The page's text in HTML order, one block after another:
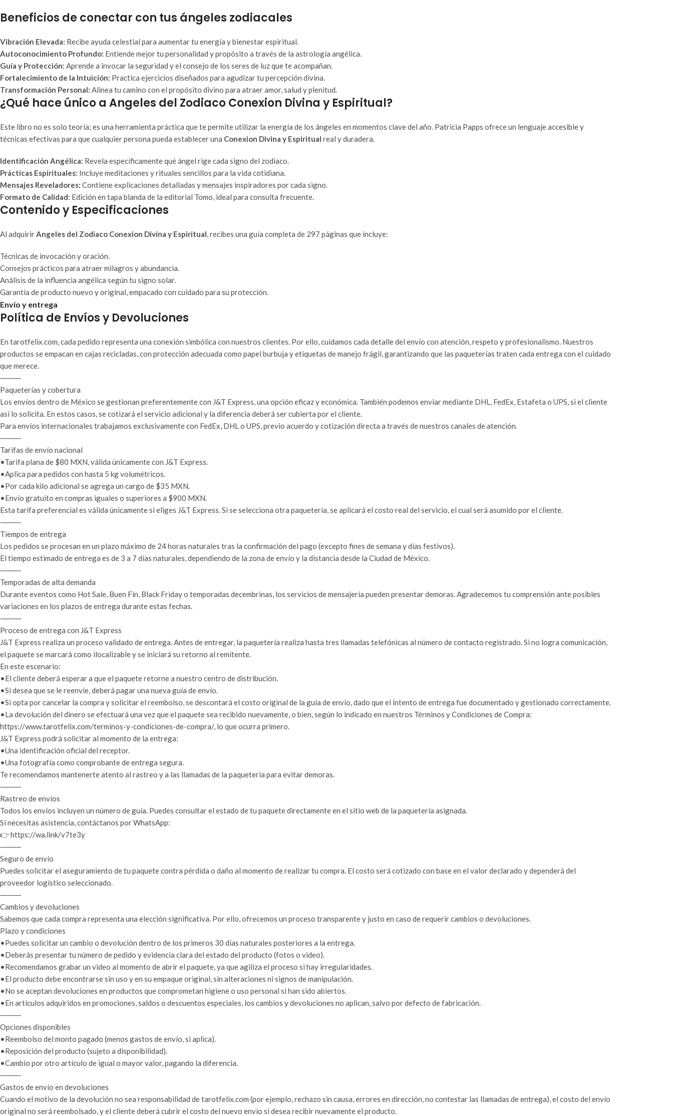
Beneficios de conectar con tus ángeles zodiacales
Vibración Elevada: Recibe ayuda celestial para aumentar tu energía y bienestar espiritual.
Autoconocimiento Profundo: Entiende mejor tu personalidad y propósito a través de la astrología angélica.
Guía y Protección: Aprende a invocar la seguridad y el consejo de los seres de luz que te acompañan.
Fortalecimiento de la Intuición: Practica ejercicios diseñados para agudizar tu percepción divina.
Transformación Personal: Alinea tu camino con el propósito divino para atraer amor, salud y plenitud.
¿Qué hace único a Angeles del Zodiaco Conexion Divina y Espiritual?
Este libro no es solo teoría; es una herramienta práctica que te permite utilizar la energía de los ángeles en momentos clave del año. Patricia Papps ofrece un lenguaje accesible y
técnicas efectivas para que cualquier persona pueda establecer una Conexion Divina y Espiritual real y duradera.
Identificación Angélica: Revela específicamente qué ángel rige cada signo del zodiaco.
Prácticas Espirituales: Incluye meditaciones y rituales sencillos para la vida cotidiana.
Mensajes Reveladores: Contiene explicaciones detalladas y mensajes inspiradores por cada signo.
Formato de Calidad: Edición en tapa blanda de la editorial Tomo, ideal para consulta frecuente.
Contenido y Especificaciones
Al adquirirAngeles del Zodiaco Conexion Divina y Espiritual, recibes una guía completa de 297 páginas que incluye:
Técnicas de invocación y oración.
Consejos prácticos para atraer milagros y abundancia.
Análisis de la influencia angélica según tu signo solar.
Garantía de producto nuevo y original, empacado con cuidado para su protección.
Envío y entrega
Política de Envíos y Devoluciones
En tarotfelix.com, cada pedido representa una conexión simbólica con nuestros clientes. Por ello, cuidamos cada detalle del envío con atención, respeto y profesionalismo. Nuestros
productos se empacan en cajas recicladas, con protección adecuada como papel burbuja y etiquetas de manejo frágil, garantizando que las paqueterías traten cada entrega con el cuidado
que merece.
⸻
Paqueterías y cobertura
Los envíos dentro de México se gestionan preferentemente con J&T Express, una opción eficaz y económica. También podemos enviar mediante DHL, FedEx, Estafeta o UPS, si el cliente
así lo solicita. En estos casos, se cotizará el servicio adicional y la diferencia deberá ser cubierta por el cliente.
Para envíos internacionales trabajamos exclusivamente con FedEx, DHL o UPS, previo acuerdo y cotización directa a través de nuestros canales de atención.
⸻
Tarifas de envío nacional
•Tarifa plana de $80 MXN, válida únicamente con J&T Express.
•Aplica para pedidos con hasta 5 kg volumétricos.
•Por cada kilo adicional se agrega un cargo de $35 MXN.
•Envío gratuito en compras iguales o superiores a $900 MXN.
Esta tarifa preferencial es válida únicamente si eliges J&T Express. Si se selecciona otra paquetería, se aplicará el costo real del servicio, el cual será asumido por el cliente.
⸻
Tiempos de entrega
Los pedidos se procesan en un plazo máximo de 24 horas naturales tras la confirmación del pago (excepto fines de semana y días festivos).
El tiempo estimado de entrega es de 3 a 7 días naturales, dependiendo de la zona de envío y la distancia desde la Ciudad de México.
⸻
Temporadas de alta demanda
Durante eventos como Hot Sale, Buen Fin, Black Friday o temporadas decembrinas, los servicios de mensajería pueden presentar demoras. Agradecemos tu comprensión ante posibles
variaciones en los plazos de entrega durante estas fechas.
⸻
Proceso de entrega con J&T Express
J&T Express realiza un proceso validado de entrega. Antes de entregar, la paquetería realiza hasta tres llamadas telefónicas al número de contacto registrado. Si no logra comunicación,
el paquete se marcará como ilocalizable y se iniciará su retorno al remitente.
En este escenario:
•El cliente deberá esperar a que el paquete retorne a nuestro centro de distribución.
•Si desea que se le reenvíe, deberá pagar una nueva guía de envío.
•Si opta por cancelar la compra y solicitar el reembolso, se descontará el costo original de la guía de envío, dado que el intento de entrega fue documentado y gestionado correctamente.
•La devolución del dinero se efectuará una vez que el paquete sea recibido nuevamente, o bien, según lo indicado en nuestros Términos y Condiciones de Compra:
https://www.tarotfelix.com/terminos-y-condiciones-de-compra/, lo que ocurra primero.
J&T Express podrá solicitar al momento de la entrega:
•Una identificación oficial del receptor.
•Una fotografía como comprobante de entrega segura.
Te recomendamos mantenerte atento al rastreo y a las llamadas de la paquetería para evitar demoras.
⸻
Rastreo de envíos
Todos los envíos incluyen un número de guía. Puedes consultar el estado de tu paquete directamente en el sitio web de la paquetería asignada.
Si necesitas asistencia, contáctanos por WhatsApp:
👉 https://wa.link/v7te3y
⸻
Seguro de envío
Puedes solicitar el aseguramiento de tu paquete contra pérdida o daño al momento de realizar tu compra. El costo será cotizado con base en el valor declarado y dependerá del
proveedor logístico seleccionado.
⸻
Cambios y devoluciones
Sabemos que cada compra representa una elección significativa. Por ello, ofrecemos un proceso transparente y justo en caso de requerir cambios o devoluciones.
Plazo y condiciones
•Puedes solicitar un cambio o devolución dentro de los primeros 30 días naturales posteriores a la entrega.
•Deberás presentar tu número de pedido y evidencia clara del estado del producto (fotos o video).
•Recomendamos grabar un video al momento de abrir el paquete, ya que agiliza el proceso si hay irregularidades.
•El producto debe encontrarse sin uso y en su empaque original, sin alteraciones ni signos de manipulación.
•No se aceptan devoluciones en productos que comprometan higiene o uso personal si han sido abiertos.
•En artículos adquiridos en promociones, saldos o descuentos especiales, los cambios y devoluciones no aplican, salvo por defecto de fabricación.
⸻
Opciones disponibles
•Reembolso del monto pagado (menos gastos de envío, si aplica).
•Reposición del producto (sujeto a disponibilidad).
•Cambio por otro artículo de igual o mayor valor, pagando la diferencia.
⸻
Gastos de envío en devoluciones
Cuando el motivo de la devolución no sea responsabilidad de tarotfelix.com (por ejemplo, rechazo sin causa, errores en dirección, no contestar las llamadas de entrega), el costo del envío
original no será reembolsado, y el cliente deberá cubrir el costo del nuevo envío si desea recibir nuevamente el producto.